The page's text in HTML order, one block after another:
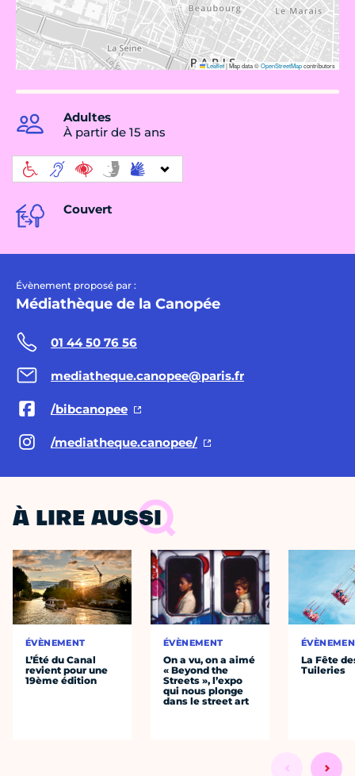
Leaflet|Map data ©OpenStreetMapcontributors
Adultes
À partir de 15 ans
Couvert
Évènement proposé par :
Médiathèque de la Canopée
01 44 50 76 56
mediatheque.canopee@paris.fr
/bibcanopee
/mediatheque.canopee/
À LIRE AUSSI
ÉVÈNEMENT
L’Été du Canal
revient pour une
19ème édition
ÉVÈNEMENT
On a vu, on a aimé
« Beyond the
Streets », l’expo
qui nous plonge
dans le street art
La Fête
Tuileries